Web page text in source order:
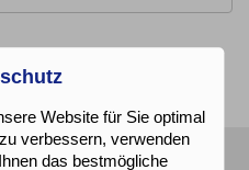
Website für Sie optimal
verbessern, verwenden
das bestmögliche